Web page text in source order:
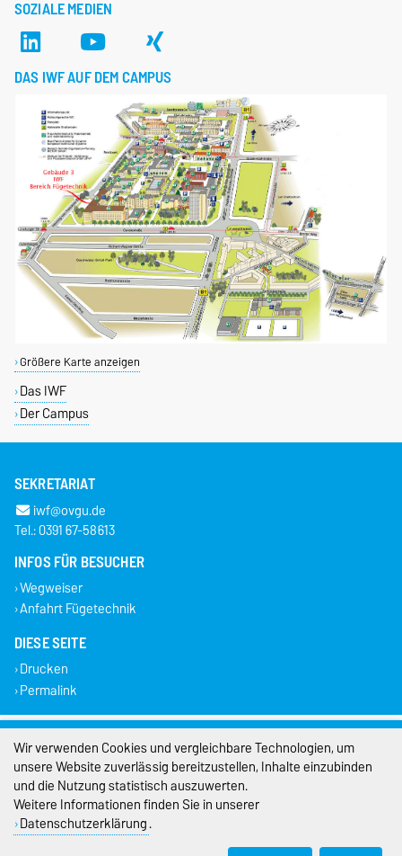
SOZIALE MEDIEN
DAS IWF AUF DEM CAMPUS
Größere Karte anzeigen
Das IWF
Der Campus
SEKRETARIAT
iwf@ovgu.de
Tel.: 0391 67-58613
INFOS FÜR BESUCHER
Wegweiser
Anfahrt Fügetechnik
DIESE SEITE
Drucken
Permalink
Impressum
Datenschutz
Barrierefreiheit
Cookie-Einstellungen
Wir verwenden Cookies und vergleichbare Technologien, um
unsere Website zuverlässig bereitzustellen, Inhalte einzubinden
und die Nutzung statistisch auszuwerten.
Weitere Informationen finden Sie in unserer
Datenschutzerklärung.